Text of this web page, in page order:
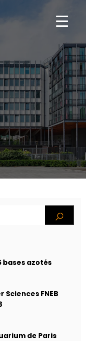
bases azotés
Sciences FNEB
de Paris